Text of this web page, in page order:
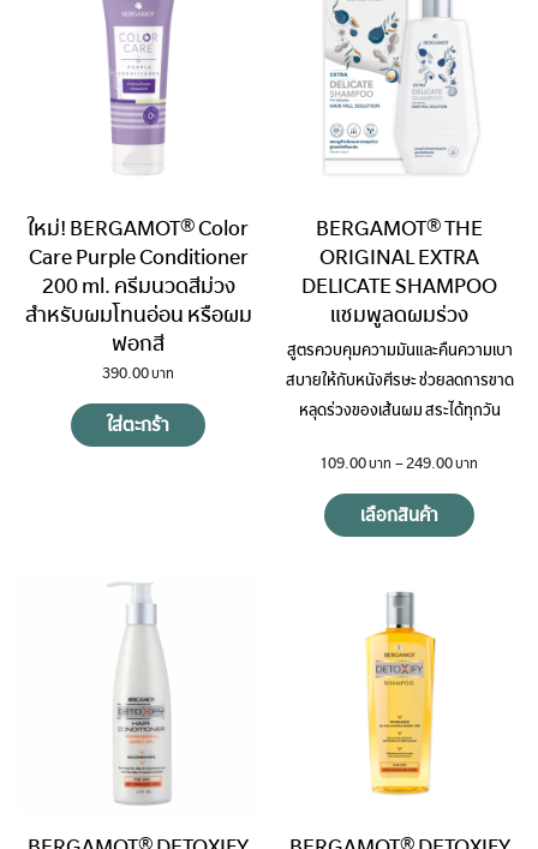
ใหม่! BERGAMOT® Color
Care Purple Conditioner
200 ml. ครีมนวดสีม่วง
สำหรับผมโทนอ่อน หรือผม
ฟอกสี
390.00
ใส่ตะกร้า
BERGAMOT® THE
ORIGINAL EXTRA
DELICATE SHAMPOO
แชมพูลดผมร่วง
สูตรควบคุมความมันและคืนความเบา
สบายให้กับหนังศีรษะ ช่วยลดการขาด
หลุดร่วงของเส้นผม สระได้ทุกวัน
109.00 –249.00
เลือกสินค้า